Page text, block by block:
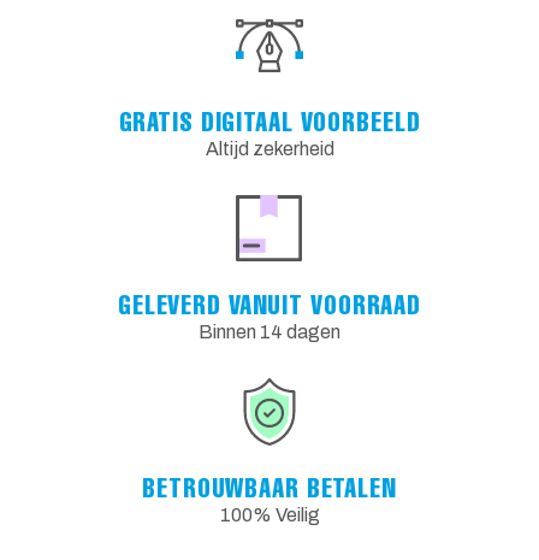
GRATIS DIGITAAL VOORBEELD
Altijd zekerheid
GELEVERD VANUIT VOORRAAD
Binnen 14 dagen
BETROUWBAAR BETALEN
100% Veilig